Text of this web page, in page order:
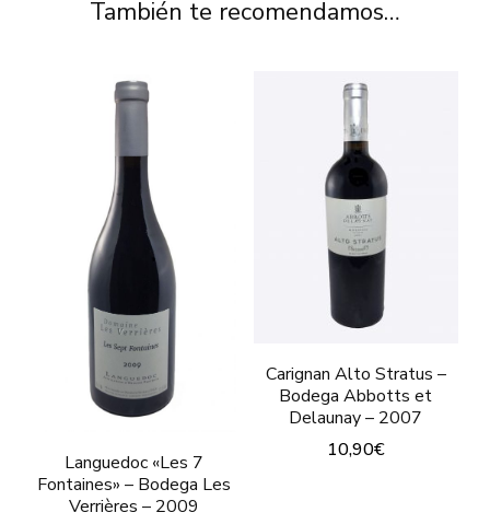
También te recomendamos…
Languedoc «Les 7
Fontaines» – Bodega Les
Verrières – 2009
Carignan Alto Stratus –
Bodega Abbotts et
Delaunay – 2007
10,90€